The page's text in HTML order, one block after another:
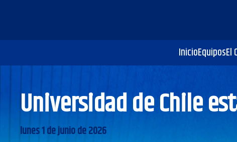
InicioEquiposEl
Universidad de Chile
lunes 1 de junio de 2026